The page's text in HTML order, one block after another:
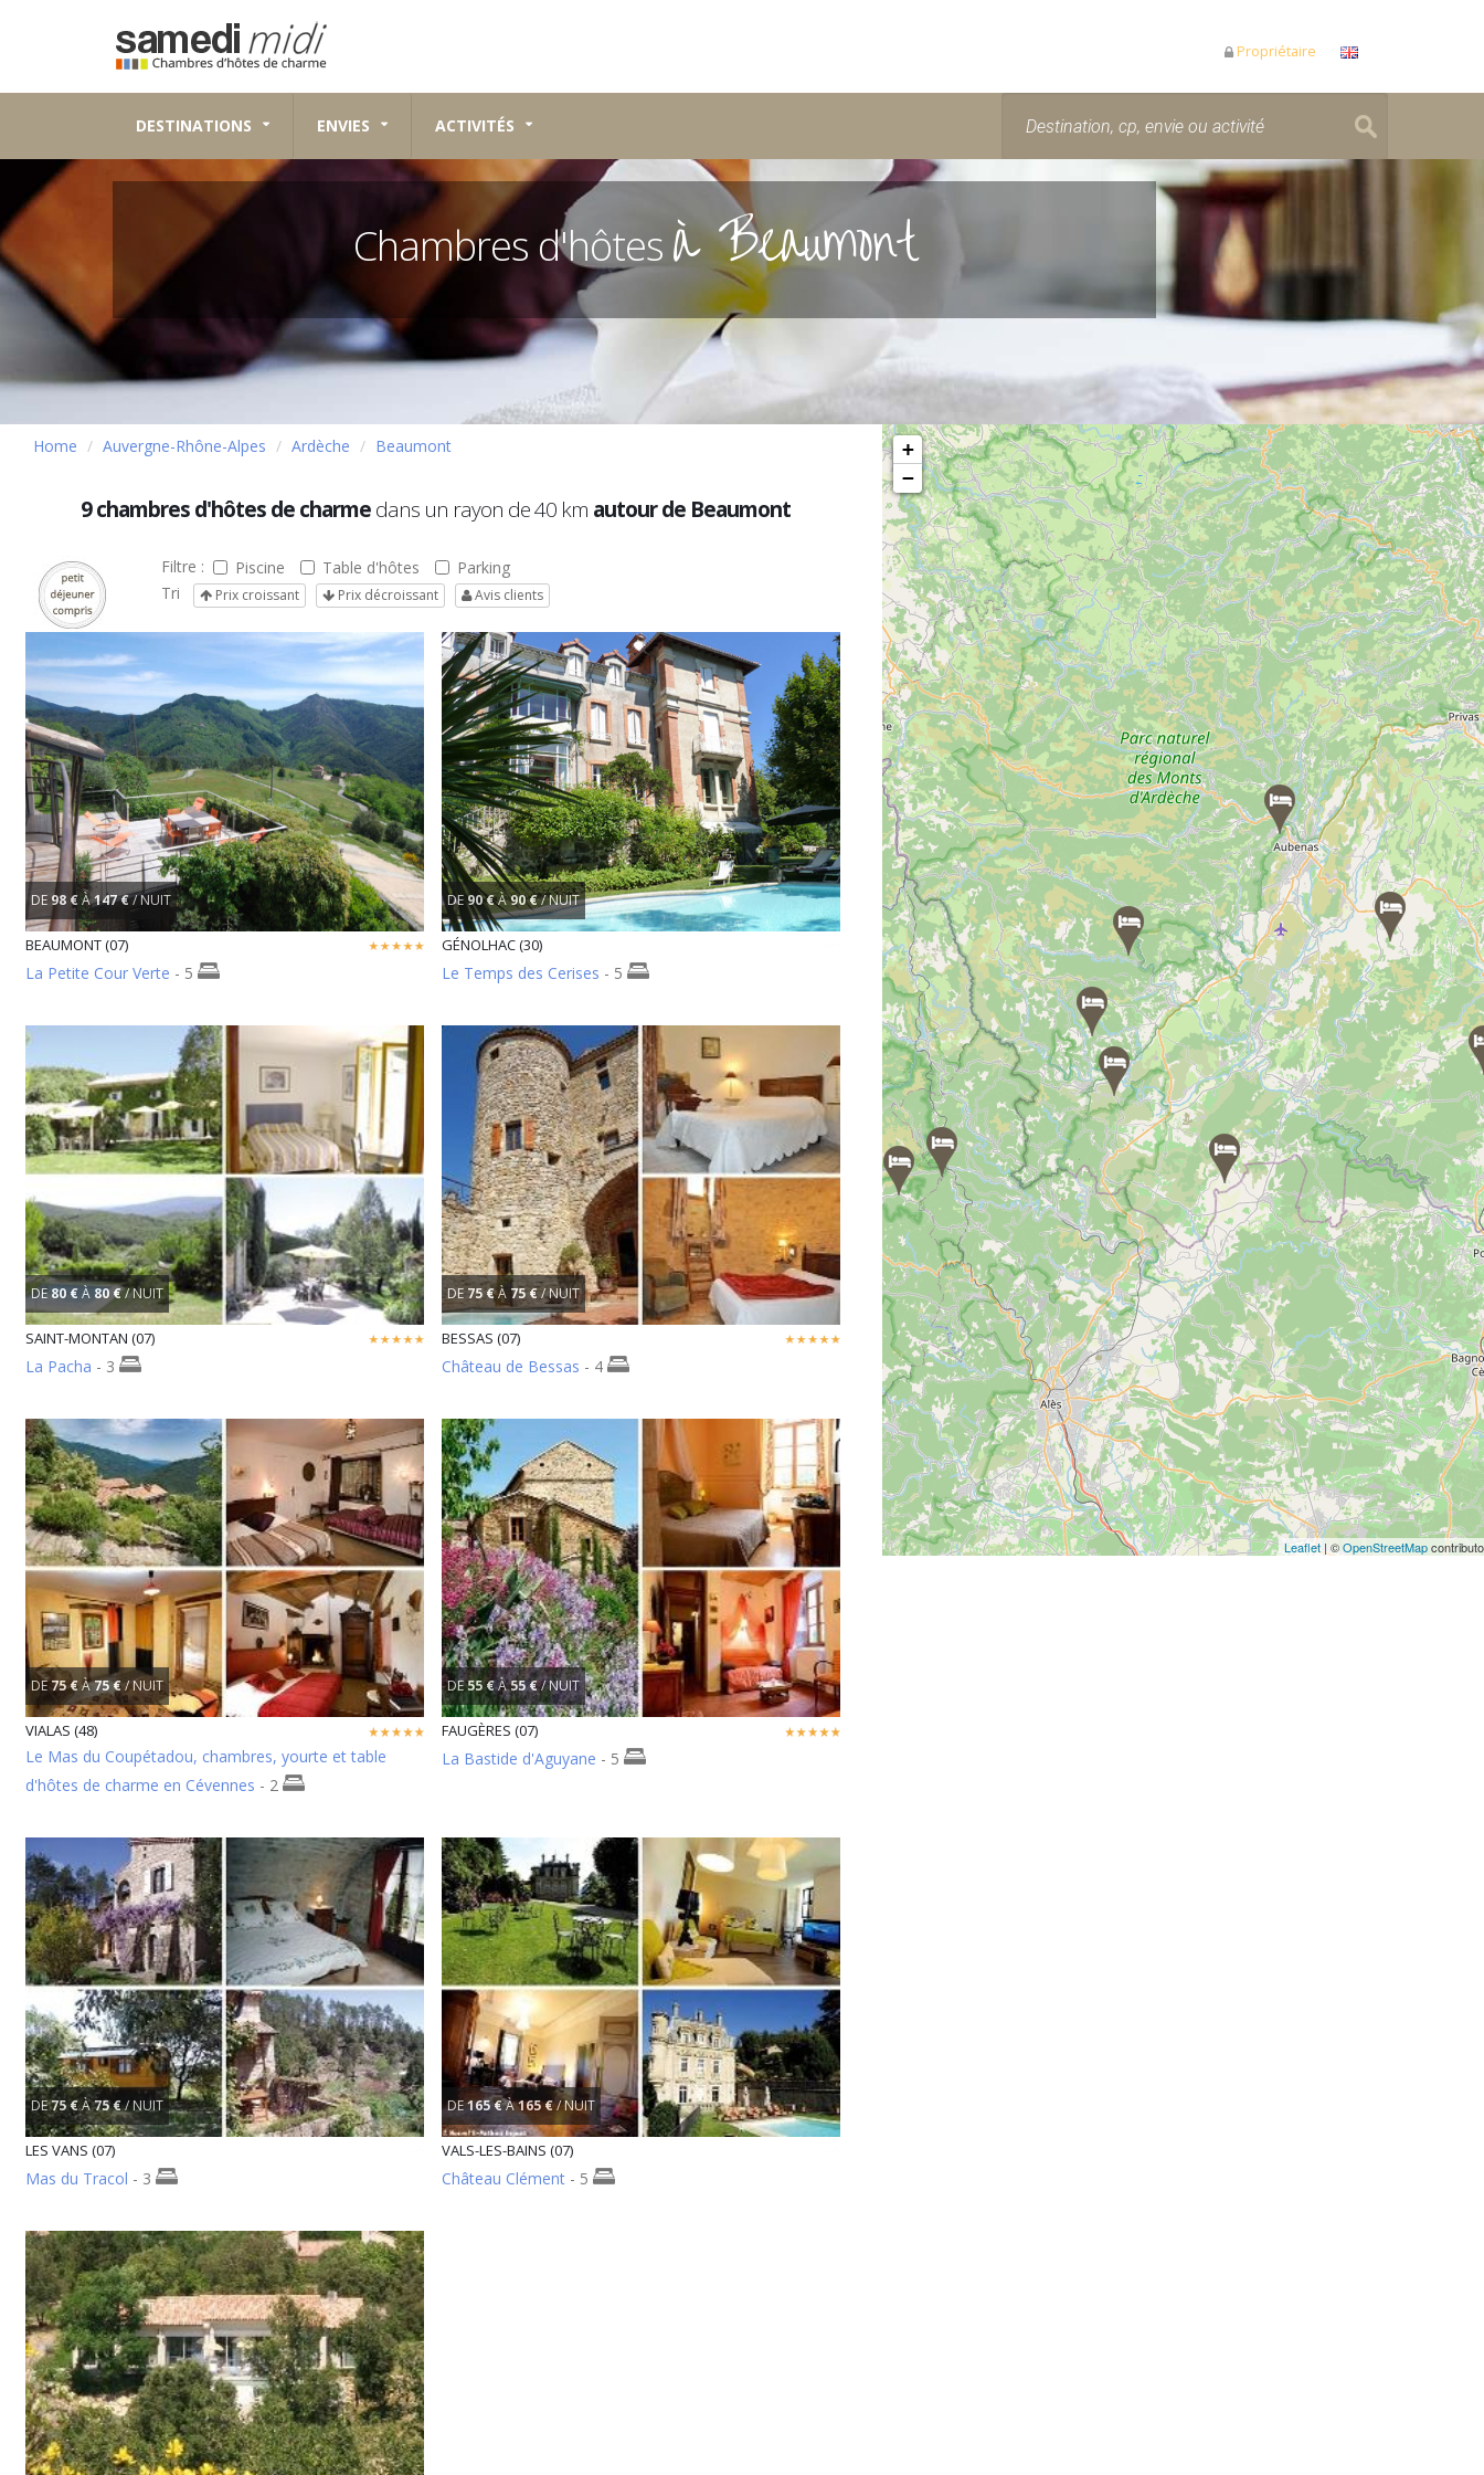
Propriétaire
DESTINATIONS ENVIES ACTIVITÉS
Chambres d'hôtes à Beaumont
Home Auvergne-Rhône-Alpes Ardèche Beaumont
9 chambres d'hôtes de charmedans un rayon de 40 km autour de Beaumont
Filtre : Piscine Table d'hôtes
Parking
Tri
Prix croissant Prix décroissant Avis clients
DE 98 €À147 €/ NUIT
BEAUMONT (07)
La Petite Cour Verte - 5
DE90 €À90 €/ NUIT
GÉNOLHAC (30)
Le Temps des Cerises - 5
DE80 €À 80 €/ NUIT
SAINT-MONTAN (07)
La Pacha - 3
DE 75 €À 75 €/ NUIT
BESSAS (07)
Château de Bessas - 4
DE75 €À75 €/ NUIT
VIALAS (48)
Le Mas du Coupétadou, chambres, yourte et table
d'hôtes de charme en Cévennes - 2
DE55 €À55 €/ NUIT
FAUGÈRES (07)
La Bastide d'Aguyane - 5
DE75 €À75 €/ NUIT
LES VANS (07)
Mas du Tracol - 3
DE165 €À165 €/ NUIT
VALS-LES-BAINS (07)
Château Clément - 5
Veuillez patienter pendant le chargement de la carte
+
−
Leaflet | ©OpenStreetMap